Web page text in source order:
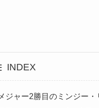
INDEX
メジャー2勝目のミンジー